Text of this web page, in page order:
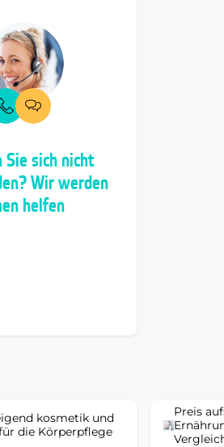
Sie sich nicht
Wir werden
helfen
kosmetik und
die Körperpflege
Preis